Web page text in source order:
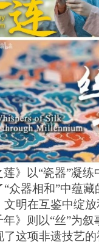
莲》以“瓷器”凝练
“众器相和”中蕴藏
明在互鉴中绽
》则以“丝”为叙
这项非遗技艺